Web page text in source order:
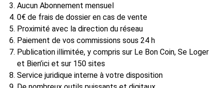
Aucun Abonnement mensuel
0€ de frais de dossier en cas de vente
Proximité avec la direction du réseau
Paiement de vos commissions sous 24 h
Publication illimitée, y compris sur Le Bon Coin, Se Loger
et Bien’ici et sur 150 sites
Service juridique interne à votre disposition